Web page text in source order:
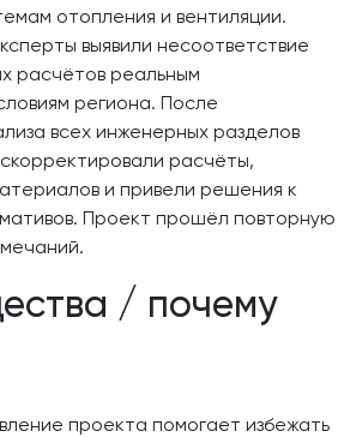
отопления и вентиляции.
выявили несоответствие
расчётов реальным
региона. После
всех инженерных разделов
расчёты,
и привели решения к
Проект прошёл повторную
/ почему
проекта помогает избежать